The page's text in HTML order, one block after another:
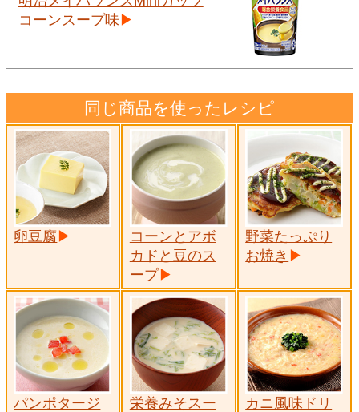
コーンスープ味
同じ商品を使ったレシピ
卵豆腐
コーンとアボ
カドと豆のス
ープ
野菜たっぷり
お焼き
パンポタージ
栄養みそスー
カニ風味ドリ